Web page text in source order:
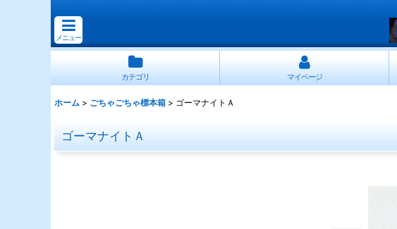
メニュー
カテゴリ マイページ
ホーム > ごちゃごちゃ標本箱 > ゴーマナイトＡ
ゴーマナイトＡ